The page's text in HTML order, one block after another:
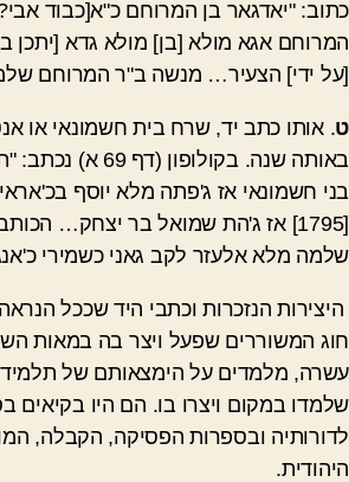
כתוב: "יאדגאר בן המרוחם כ"א[כבוד
המרוחם אגא מולא [בן] מולא גדא [יתכן
[על ידי] הצעיר… מנשה ב"ר המרוחם
ט. אותו כתב יד, שרח בית חשמונאי או
באותה שנה.
בני חשמונאי אז ג'פתה מלא יוסף
[1795] אז ג'הת שמואל בר יצחק…
שלמה מלא אלעזר לקב גאני כשמירי
היצירות הנזכרות וכתבי היד שככל
חוג המשוררים שפעל ויצר בה במאות
עשרה, מלמדים על הימצאותם של
שלמדו במקום ויצרו בו. הם היו בקיאים
לדורותיה ובספרות הפסיקה, הקבלה,
היהודית.